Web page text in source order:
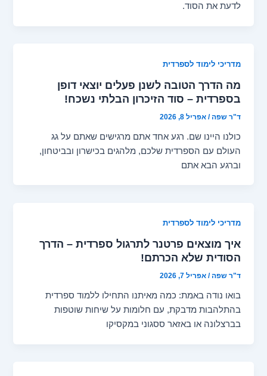
לדעת את הסוד.
מדריכי לימוד לספרדית
מה הדרך הטובה לשנן פעלים יוצאי דופן
בספרדית – סוד הזיכרון הבלתי נשכח!
ד"ר שפה/אפריל 8, 2026
כולנו היינו שם. רגע אחד אתם מרגישים שאתם על גג
העולם עם הספרדית שלכם, מלהגים בכישרון ובביטחון,
וברגע הבא אתם
מדריכי לימוד לספרדית
איך מוצאים פרטנר לתרגול ספרדית – הדרך
הסודית שלא הכרתם!
ד"ר שפה/אפריל 7, 2026
בואו נודה באמת: כמה מאיתנו התחילו ללמוד ספרדית
בהתלהבות מדבקת, עם חלומות על שיחות שוטפות
בברצלונה או באזאר ססגוני במקסיקו